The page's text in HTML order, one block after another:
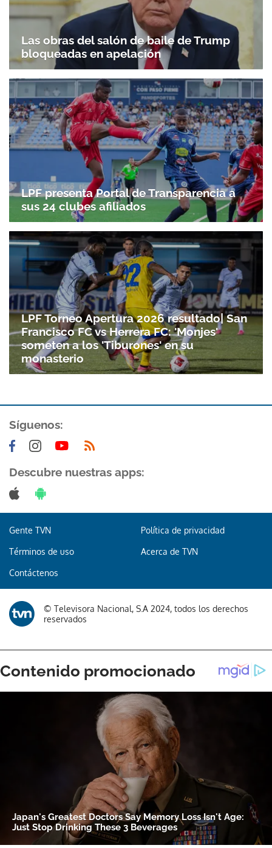
Gracias por suscribirte a nuestro boletín.
Las obras del salón de baile de Trump
bloqueadas en apelación
LPF presenta Portal de Transparencia a
sus 24 clubes afiliados
LPF Torneo Apertura 2026 resultado| San
Francisco FC vs Herrera FC: 'Monjes'
someten a los 'Tiburones' en su
monasterio
Síguenos:
Descubre nuestras apps:
Gente TVN Política de privacidad
Términos de uso Acerca de TVN
Contáctenos
© Televisora Nacional, S.A 2024, todos los derechos
reservados